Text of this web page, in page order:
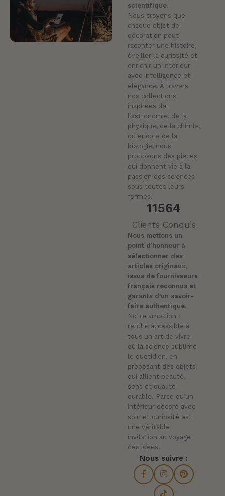
scientifique.
Nous croyons que
chaque objet de
décoration peut
raconter une histoire,
éveiller la curiosité et
enrichir un intérieur
avec intelligence et
élégance. À travers
nos collections
inspirées de
l’astronomie, de la
physique, de la chimie,
ou encore de la
biologie, nous
proposons des pièces
qui donnent vie à la
passion des sciences
sous toutes leurs
formes.
11564
Clients Conquis
Nous mettons un
point d’honneur à
sélectionner des
articles originaux,
issus de fournisseurs
français reconnus et
garants d’un savoir-
faire authentique.
Notre ambition :
rendre accessible à
tous un art de vivre
où la science sublime
le quotidien, en
proposant des objets
qui allient beauté,
sens et qualité
durable. Parce qu’un
intérieur décoré avec
soin et curiosité est
une véritable
invitation au voyage
des idées.
Nous suivre :